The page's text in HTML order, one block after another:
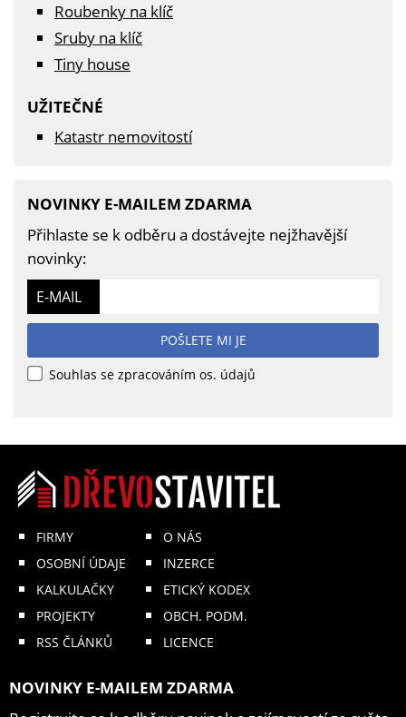
Roubenky na klíč
Sruby na klíč
Tiny house
UŽITEČNÉ
Katastr nemovitostí
NOVINKY E-MAILEM ZDARMA
Přihlaste se k odběru a dostávejte nejžhavější
novinky:
E-MAIL
POŠLETE MI JE
Souhlas se zpracováním os. údajů
FIRMY
OSOBNÍ ÚDAJE
KALKULAČKY
PROJEKTY
RSS ČLÁNKŮ
O NÁS
INZERCE
ETICKÝ KODEX
OBCH. PODM.
LICENCE
NOVINKY E-MAILEM ZDARMA